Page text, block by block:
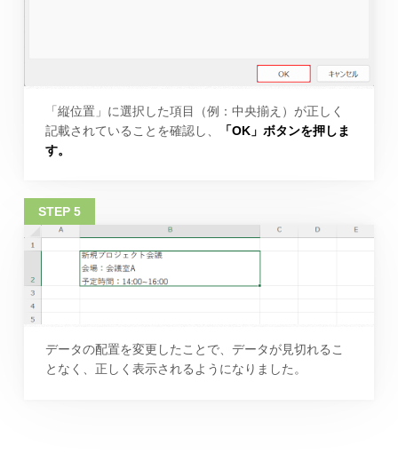
「縦位置」に選択した項目（例：中央揃え）が正しく
記載されていることを確認し、
「OK」ボタンを押しま
す。
データの配置を変更したことで、データが見切れるこ
となく、正しく表示されるようになりました。